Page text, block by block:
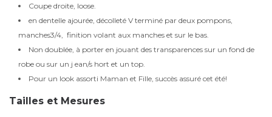
Coupe droite, loose.
en dentelle ajourée, décolleté V terminé par deux pompons,
manches3/4, finition volant aux manches et sur le bas.
Non doublée, à porter en jouant des transparences sur un fond de
robe ou sur un j ean/s hort et un top.
Pour un look assorti Maman et Fille, succès assuré cet été!
Tailles et Mesures